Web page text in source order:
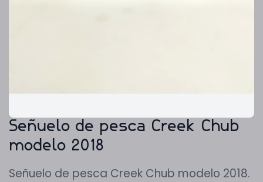
Señuelo de pesca Creek Chub
modelo 2018
Señuelo de pesca Creek Chub modelo 2018.